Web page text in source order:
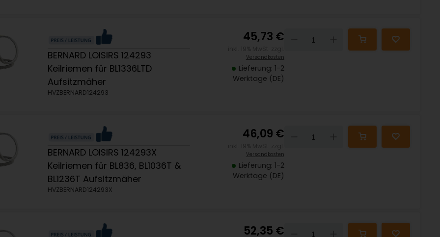
BERNARD LOISIRS 124293
Keilriemen für BL1336LTD
Aufsitzmäher
HVZBERNARD124293
45,73 €
Versandkosten
Lieferung: 1-2
Werktage (DE)
Down
BERNARD LOISIRS 124293X
Keilriemen für BL836, BL1036T &
BL1236T Aufsitzmäher
HVZBERNARD124293X
46,09 €
Versandkosten
Lieferung: 1-2
Werktage (DE)
Down
52,35 € Down